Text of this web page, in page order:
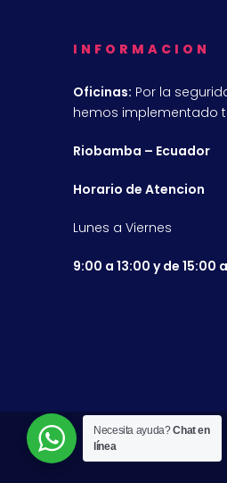
INFORMACION
Oficinas: Por la
hemos implementado
Riobamba – Ecuador
Horario de Atencion
Lunes a Viernes
9:00 a 13:00 y de 15:00
Necesita ayuda?Chat en
línea